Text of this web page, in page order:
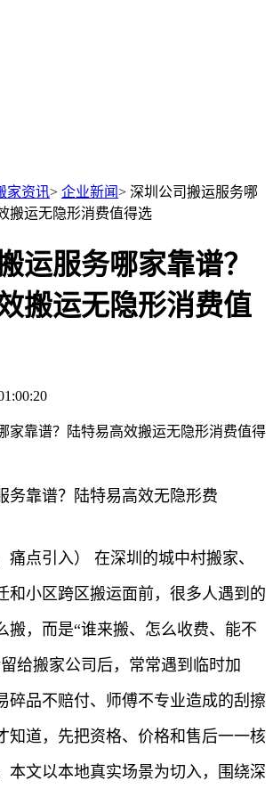
家资讯> 企业新闻> 深圳公司搬运服务哪
搬运无隐形消费值得选​
运服务哪家靠谱？
搬运无隐形消费值
家靠谱？陆特易高效搬运无隐形消费值得
务靠谱？陆特易高效无隐形费
痛点引入） 在深圳的城中村搬家、
和小区跨区搬运面前，很多人遇到的
搬，而是“谁来搬、怎么收费、能不
给搬家公司后，常常遇到临时加
碎品不赔付、师傅不专业造成的刮擦
知道，先把资格、价格和售后一一核
本文以本地真实场景为切入，围绕深